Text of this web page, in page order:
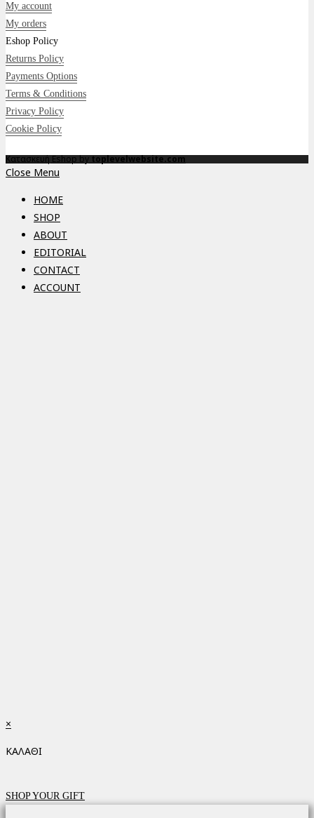
My account
My orders
Eshop Policy
Returns Policy
Payments Options
Terms & Conditions
Privacy Policy
Cookie Policy
Κατασκευή Eshop bytoplevelwebsite.com
Close Menu
HOME
SHOP
ABOUT
EDITORIAL
CONTACT
ACCOUNT
×
ΚΑΛΑΘΙ
SHOP YOUR GIFT